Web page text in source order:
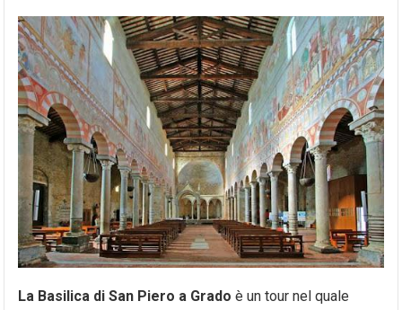
La Basilica di San Piero a Grado è un tour nel quale